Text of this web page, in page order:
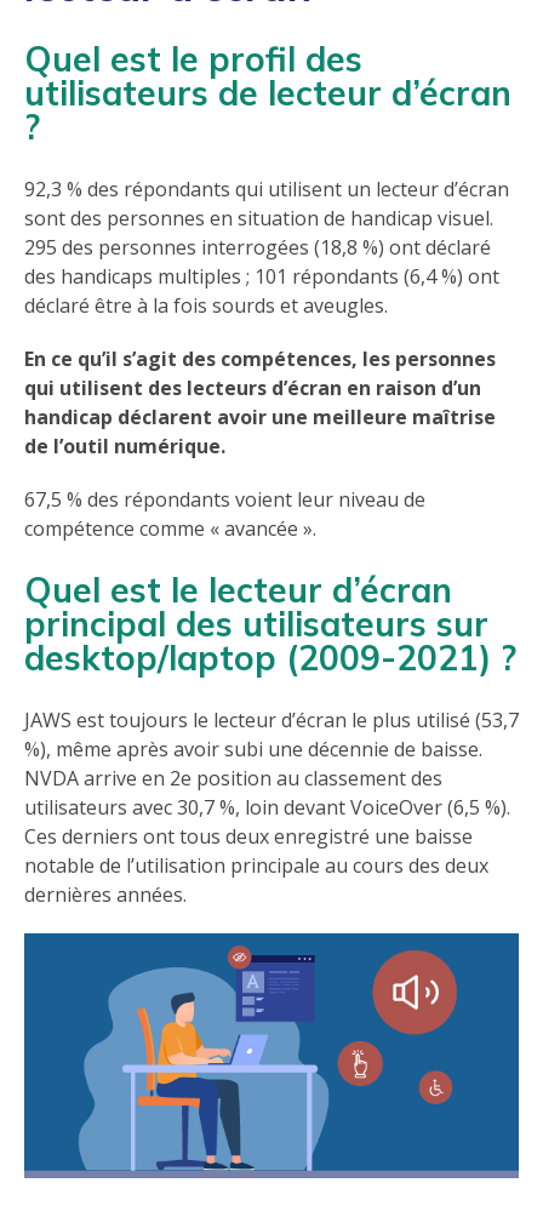
Quel est le profil des
utilisateurs de lecteur d’écran
?
92,3 % des répondants qui utilisent un lecteur d’écran
sont des personnes en situation de handicap visuel.
295 des personnes interrogées (18,8 %) ont déclaré
des handicaps multiples ; 101 répondants (6,4 %) ont
déclaré être à la fois sourds et aveugles.
En ce qu’il s’agit des compétences, les personnes
qui utilisent des lecteurs d’écran en raison d’un
handicap déclarent avoir une meilleure maîtrise
de l’outil numérique.
67,5 % des répondants voient leur niveau de
compétence comme « avancée ».
Quel est le lecteur d’écran
principal des utilisateurs sur
desktop/laptop (2009-2021) ?
JAWS est toujours le lecteur d’écran le plus utilisé (53,7
%), même après avoir subi une décennie de baisse.
NVDA arrive en 2e position au classement des
utilisateurs avec 30,7 %, loin devant VoiceOver (6,5 %).
Ces derniers ont tous deux enregistré une baisse
notable de l’utilisation principale au cours des deux
dernières années.